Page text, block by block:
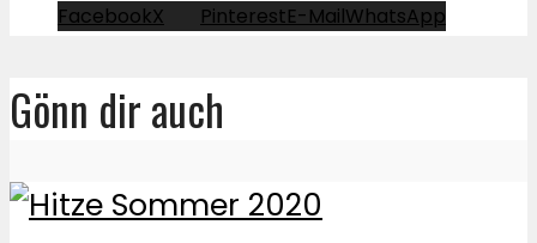
FacebookX PinterestE-MailWhatsApp
Gönn dir auch